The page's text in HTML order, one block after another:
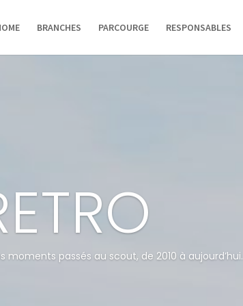
BRANCHES PARCOURGE RESPONSABLES
moments passés au scout, de 2010 à aujourd’hui.